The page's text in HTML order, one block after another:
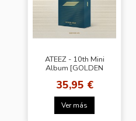
ATEEZ - 10th Mini
Album [GOLDEN
(Random Ver.) +
Random Photocard
(SW)
35,95 €
Ver más